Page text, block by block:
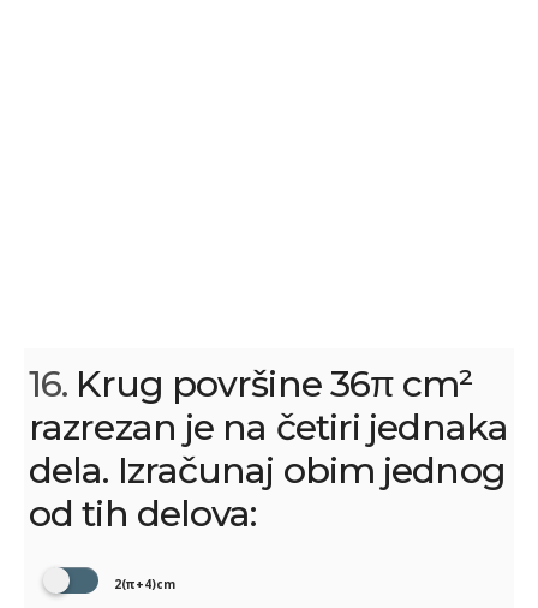
16. Krug površine 36π cm²
razrezan je na četiri jednaka
dela. Izračunaj obim jednog
od tih delova:
2(π+4)cm